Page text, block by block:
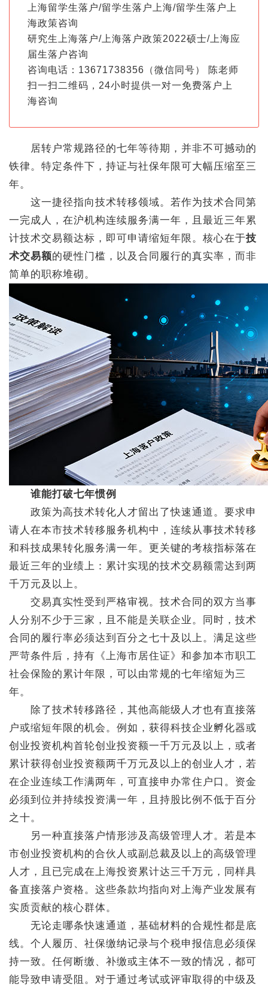
上海留学生落户/留学生落户上海/留学生落户上
海政策咨询
研究生上海落户/上海落户政策2022硕士/上海应
届生落户咨询
咨询电话：13671738356（微信同号） 陈老师
扫一扫二维码，24小时提供一对一免费落户上
海咨询
居转户常规路径的七年等待期，并非不可撼动的
铁律。特定条件下，持证与社保年限可大幅压缩至三
年。
这一捷径指向技术转移领域。若作为技术合同第
一完成人，在沪机构连续服务满一年，且最近三年累
计技术交易额达标，即可申请缩短年限。核心在于技
术交易额的硬性门槛，以及合同履行的真实率，而非
简单的职称堆砌。
谁能打破七年惯例
政策为高技术转化人才留出了快速通道。要求申
请人在本市技术转移服务机构中，连续从事技术转移
和科技成果转化服务满一年。更关键的考核指标落在
最近三年的业绩上：累计实现的技术交易额需达到两
千万元及以上。
交易真实性受到严格审视。技术合同的双方当事
人分别不少于三家，且不能是关联企业。同时，技术
合同的履行率必须达到百分之七十及以上。满足这些
严苛条件后，持有《上海市居住证》和参加本市职工
社会保险的累计年限，可以由常规的七年缩短为三
年。
除了技术转移路径，其他高能级人才也有直接落
户或缩短年限的机会。例如，获得科技企业孵化器或
创业投资机构首轮创业投资额一千万元及以上，或者
累计获得创业投资额两千万元及以上的创业人才，若
在企业连续工作满两年，可直接申办常住户口。资金
必须到位并持续投资满一年，且持股比例不低于百分
之十。
另一种直接落户情形涉及高级管理人才。若是本
市创业投资机构的合伙人或副总裁及以上的高级管理
人才，且已完成在上海投资累计达三千万元，同样具
备直接落户资格。这些条款均指向对上海产业发展有
实质贡献的核心群体。
无论走哪条快速通道，基础材料的合规性都是底
线。个人履历、社保缴纳记录与个税申报信息必须保
持一致。任何断缴、补缴或主体不一致的情况，都可
能导致申请受阻。对于通过考试或评审取得的中级及